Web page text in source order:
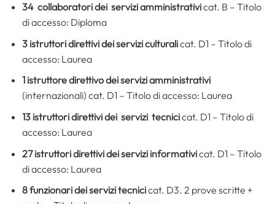
34 collaboratori dei servizi amministrativicat. B – Titolo
di accesso: Diploma
3 istruttori direttivi dei servizi culturalicat. D1 – Titolo di
accesso: Laurea
1 istruttore direttivo dei servizi amministrativi
(internazionali) cat. D1 – Titolo di accesso: Laurea
13 istruttori direttivi dei servizi tecnicicat. D1 – Titolo di
accesso: Laurea
27 istruttori direttivi dei servizi informativicat. D1 – Titolo
di accesso: Laurea
8 funzionari dei servizi tecnicicat. D3. 2 prove scritte +